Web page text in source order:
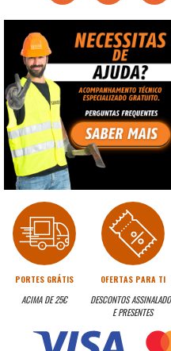
PORTES GRÁTIS
ACIMA DE 25€
OFERTAS PARA TI
DESCONTOS
E PRESENTES